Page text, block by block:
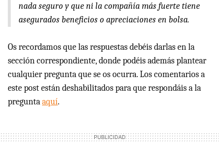
nada seguro y que ni la compañía más fuerte tiene
asegurados beneficios o apreciaciones en bolsa.
Os recordamos que las respuestas debéis darlas en la
sección correspondiente, donde podéis además plantear
cualquier pregunta que se os ocurra. Los comentarios a
este post están deshabilitados para que respondáis a la
preguntaaquí.